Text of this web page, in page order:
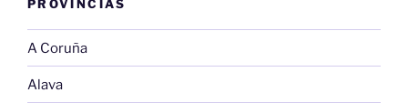
PROVINCIAS
A Coruña
Alava